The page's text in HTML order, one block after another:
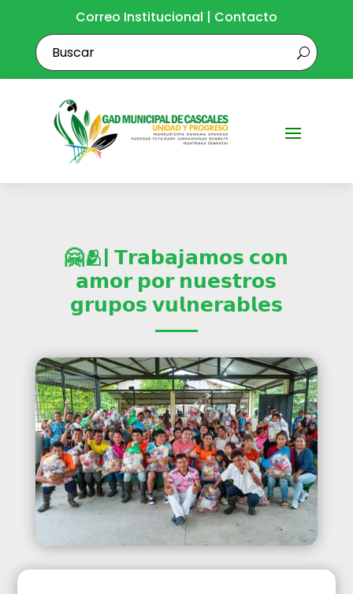
Correo Institucional | Contacto
🤗🫂| 𝗧𝗿𝗮𝗯𝗮𝗷𝗮𝗺𝗼𝘀 𝗰𝗼𝗻
𝗮𝗺𝗼𝗿 𝗽𝗼𝗿 𝗻𝘂𝗲𝘀𝘁𝗿𝗼𝘀
𝗴𝗿𝘂𝗽𝗼𝘀 𝘃𝘂𝗹𝗻𝗲𝗿𝗮𝗯𝗹𝗲𝘀